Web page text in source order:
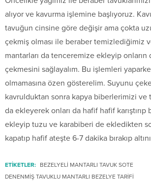
alıyor ve kavurma işlemine başlıyoruz.
tavuğun cinsine göre değişir ama çokta
çekmiş olması ile beraber temizlediğimiz
mantarları da tenceremize ekleyip onların
çekmesini sağlayalım. Bu işlemleri
olmamasına özen gösterelim. Suyunu
kavrulduktan sonra kapya biberlerimizi ve
da ekleyerek onları da hafif hafif
ekleyip tuzu ve karabiberi de ekledikten
kapatıp hafif ateşte 6-7 dakika bırakıp
ETİKETLER:
BEZELYELI MANTARLI TAVUK SOTE
DENENMIŞ TAVUKLU MANTARLI BEZELYE TARIFI